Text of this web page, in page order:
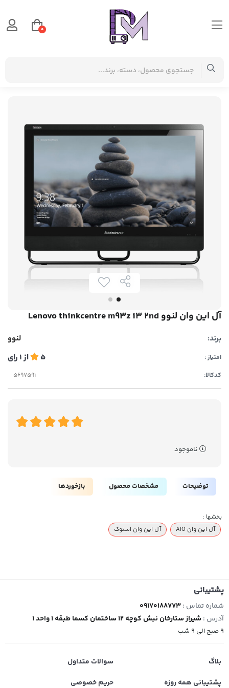
آل این وان لنوو Lenovo thinkcentre m93z i3 2nd
برند: لنوو
امتیاز : 5 از1رای
کدکالا:
ناموجود
توضیحات مشخصات محصول بازخوردها
بخشها :
آل این وان AIO
آل این وان استوک
پشتیبانی
شماره تماس :09170188773
آدرس :شیراز ستارخان نبش کوچه 12 ساختمان کسما طبقه 1 واحد 1
9 صبح الی 9 شب
بلاگ
سوالات متداول
پشتیبانی همه روزه
حریم خصوصی
0